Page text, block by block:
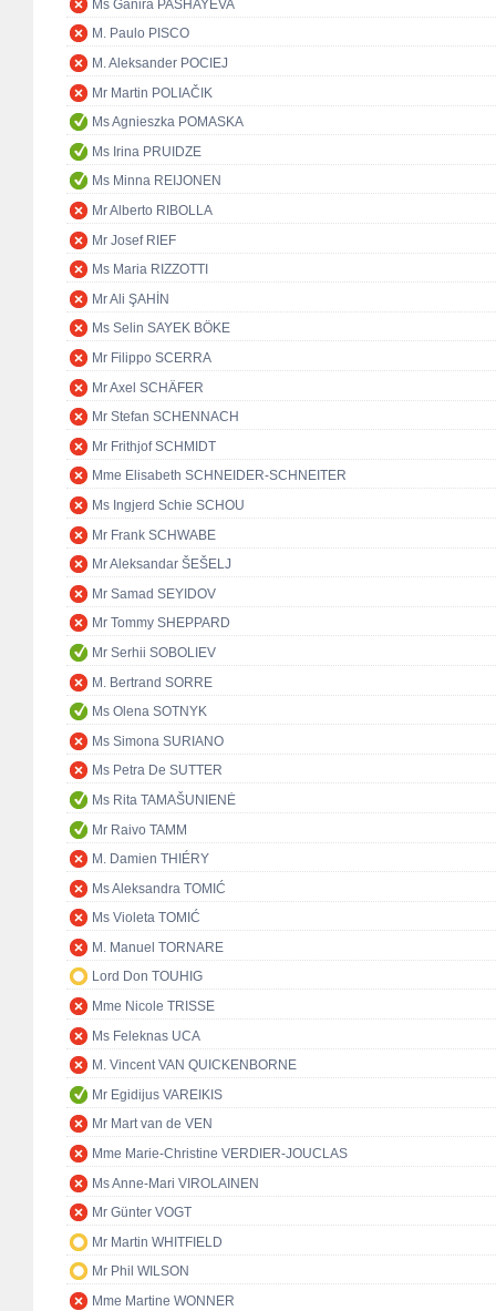
Ms Ganira PASHAYEVA
M. Paulo PISCO
M. Aleksander POCIEJ
Mr Martin POLIAČIK
Ms Agnieszka POMASKA
Ms Irina PRUIDZE
Ms Minna REIJONEN
Mr Alberto RIBOLLA
Mr Josef RIEF
Ms Maria RIZZOTTI
Mr Ali ŞAHİN
Ms Selin SAYEK BÖKE
Mr Filippo SCERRA
Mr Axel SCHÄFER
Mr Stefan SCHENNACH
Mr Frithjof SCHMIDT
Mme Elisabeth SCHNEIDER-SCHNEITER
Ms Ingjerd Schie SCHOU
Mr Frank SCHWABE
Mr Aleksandar ŠEŠELJ
Mr Samad SEYIDOV
Mr Tommy SHEPPARD
Mr Serhii SOBOLIEV
M. Bertrand SORRE
Ms Olena SOTNYK
Ms Simona SURIANO
Ms Petra De SUTTER
Ms Rita TAMAŠUNIENĖ
Mr Raivo TAMM
M. Damien THIÉRY
Ms Aleksandra TOMIĆ
Ms Violeta TOMIĆ
M. Manuel TORNARE
Lord Don TOUHIG
Mme Nicole TRISSE
Ms Feleknas UCA
M. Vincent VAN QUICKENBORNE
Mr Egidijus VAREIKIS
Mr Mart van de VEN
Mme Marie-Christine VERDIER-JOUCLAS
Ms Anne-Mari VIROLAINEN
Mr Günter VOGT
Mr Martin WHITFIELD
Mr Phil WILSON
Mme Martine WONNER